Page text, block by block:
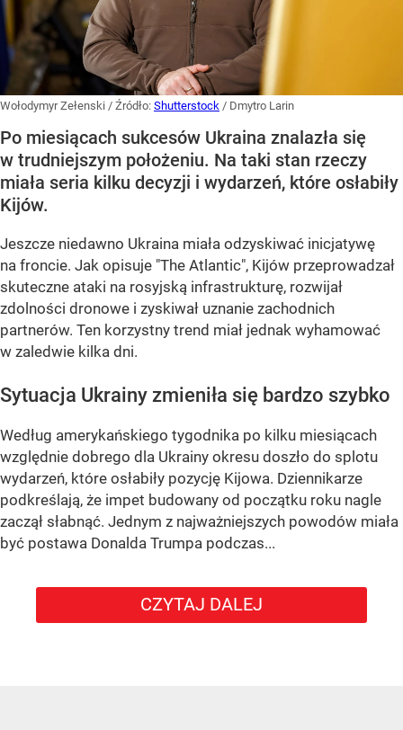
Wołodymyr Zełenski / Źródło: Shutterstock / Dmytro Larin
Po miesiącach sukcesów Ukraina znalazła się
w trudniejszym położeniu. Na taki stan rzeczy
miała seria kilku decyzji i wydarzeń, które osłabiły
Kijów.
Jeszcze niedawno Ukraina miała odzyskiwać inicjatywę
na froncie. Jak opisuje "The Atlantic", Kijów przeprowadzał
skuteczne ataki na rosyjską infrastrukturę, rozwijał
zdolności dronowe i zyskiwał uznanie zachodnich
partnerów. Ten korzystny trend miał jednak wyhamować
w zaledwie kilka dni.
Sytuacja Ukrainy zmieniła się bardzo szybko
Według amerykańskiego tygodnika po kilku miesiącach
względnie dobrego dla Ukrainy okresu doszło do splotu
wydarzeń, które osłabiły pozycję Kijowa. Dziennikarze
podkreślają, że impet budowany od początku roku nagle
zaczął słabnąć. Jednym z najważniejszych powodów miała
być postawa Donalda Trumpa podczas...
CZYTAJ DALEJ